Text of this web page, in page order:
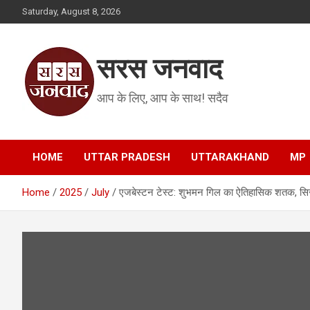
to
Saturday, August 8, 2026
सरस जनवाद
आप के लिए, आप के साथ! सदैव
HOME UTTAR PRADESH UTTARAKHAND MP
Home 2025 July एजबेस्टन टेस्ट: शुभमन गिल का ऐतिहासिक शतक,